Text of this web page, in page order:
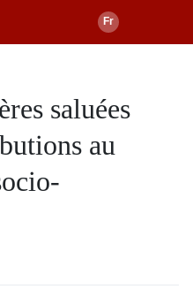
saluées
au